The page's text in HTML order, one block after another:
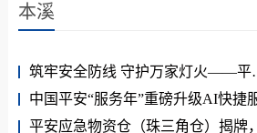
本溪
筑牢安全防线 守护